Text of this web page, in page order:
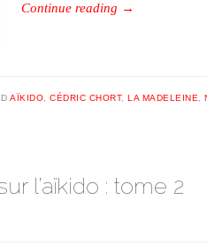
Continue reading →
AÏKIDO,CÉDRIC CHORT,LA MADELEINE,
l’aïkido : tome 2